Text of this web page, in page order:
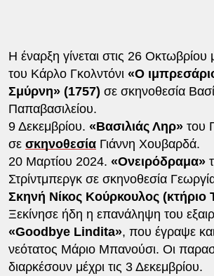
Η έναρξη γίνεται στις 26
του Κάρλο Γκολντόνι «Ο
Σμύρνη» (1757) σε σκηνοθεσία
Παπαβασιλείου.
9 Δεκεμβρίου. «Βασιλιάς Ληρ» του
σε σκηνοθεσίαΓιάννη Χουβαρδά.
20 Μαρτίου 2024. «Ονειρόδραμα»
Στρίντμπεργκ σε σκηνοθεσία
Σκηνή Νίκος Κούρκουλος (κτήριο
Ξεκίνησε ήδη η επανάληψη του
«Goodbye Lindita», που έγραψε
νεότατος Μάριο Μπανούσι. Οι
διαρκέσουν μέχρι τις 3 Δεκεμβρίου.